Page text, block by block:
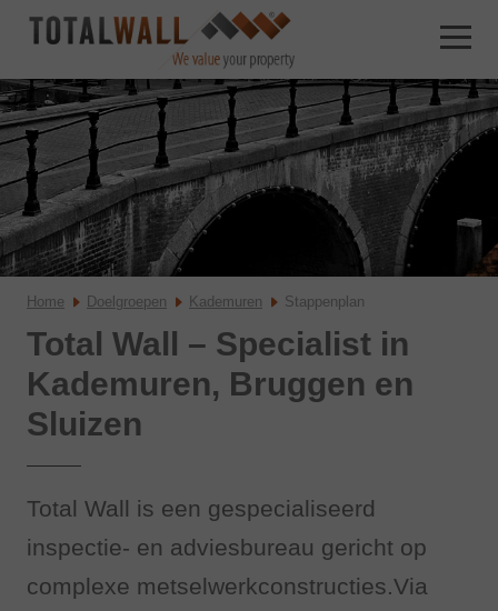
Home Doelgroepen Kademuren Stappenplan
Total Wall – Specialist in
Kademuren, Bruggen en
Sluizen
Total Wall is een gespecialiseerd
inspectie- en adviesbureau gericht op
complexe metselwerkconstructies.Via